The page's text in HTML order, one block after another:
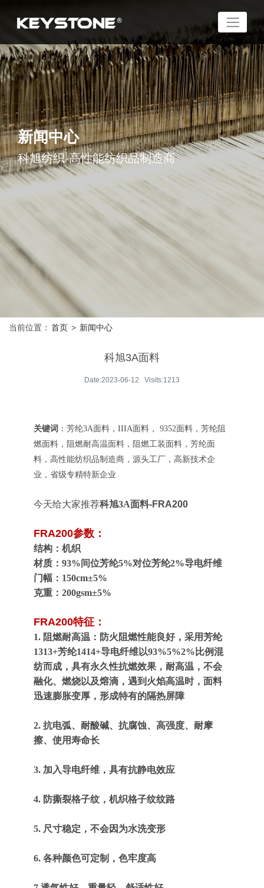
新闻中心
科旭纺织-高性能纺织品制造商
当前位置： 首页 > 新闻中心
科旭3A面料
Date:2023-06-12 Visits:1213
关键词 ：芳纶3A面料，IIIA面料， 9352面料，芳纶阻
燃面料，阻燃耐高温面料，阻燃工装面料，芳纶面
料，高性能纺织品制造商，源头工厂，高新技术企
业，省级专精特新企业
今天给大家推荐科旭3A面料-FRA200
FRA200参数：
结构：机织
材质：93%间位芳纶5%对位芳纶2%导电纤维
门幅：150cm±5%
克重：200gsm±5%
FRA200特征：
1. 阻燃耐高温：防火阻燃性能良好，采用芳纶
1313+芳纶1414+导电纤维以93%5%2%比例混
纺而成，具有永久性抗燃效果，耐高温，不会
融化、燃烧以及熔滴，遇到火焰高温时，面料
迅速膨胀变厚，形成特有的隔热屏障
2. 抗电弧、耐酸碱、抗腐蚀、高强度、耐摩
擦、使用寿命长
3. 加入导电纤维，具有抗静电效应
4. 防撕裂格子纹，机织格子纹纹路
5. 尺寸稳定，不会因为水洗变形
6. 各种颜色可定制，色牢度高